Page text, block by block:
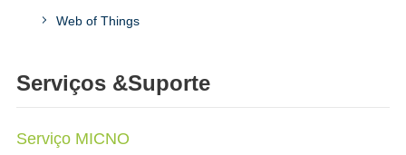
Web of Things
Serviços &Suporte
Serviço MICNO